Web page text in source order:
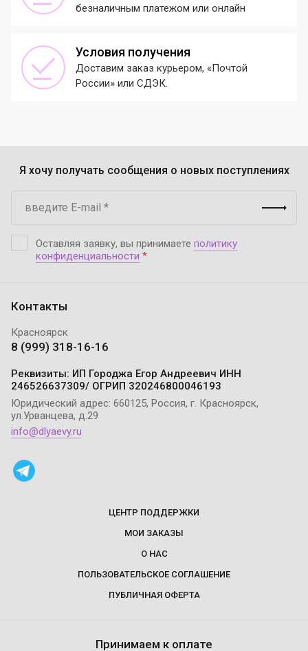
безналичным платежом или онлайн
Условия получения
Доставим заказ курьером, «Почтой
России» или СДЭК.
Я хочу получать сообщения о новых поступлениях
Оставляя заявку, вы принимаете политику
конфиденциальности *
Контакты
Красноярск
8 (999) 318-16-16
Реквизиты: ИП Городжа Егор Андреевич ИНН
246526637309/ ОГРИП 320246800046193
Юридический адрес: 660125, Россия, г. Красноярск,
ул.Урванцева, д.29
info@dlyaevy.ru
ЦЕНТР ПОДДЕРЖКИ
МОИ ЗАКАЗЫ
О НАС
ПОЛЬЗОВАТЕЛЬСКОЕ СОГЛАШЕНИЕ
ПУБЛИЧНАЯ ОФЕРТА
Принимаем к оплате